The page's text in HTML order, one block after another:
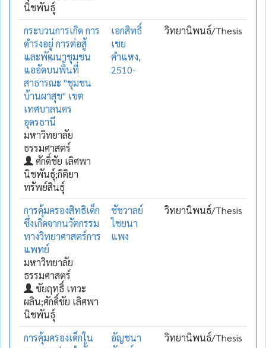
นิชพันธุ์
กระบวนการเกิด การ
ดำรงอยู่ การต่อสู้
และพัฒนาชุมชน
แออัดบนพื้นที่
สาธารณะ "ชุมชน
บ้านผาสุข" เขต
เทศบาลนคร
อุดรธานี
มหาวิทยาลัย
ธรรมศาสตร์
ศักดิ์ชัย เลิศพา
นิชพันธุ์;กิติยา
ทรัพย์สินธุ์
เอกสิทธิ์
เชย
คำแหง,
2510-
วิทยานิพนธ์/Thesis
การคุ้มครองสิทธิเด็ก
ซึ่งเกิดจากนวัตกรรม
ทางวิทยาศาสตร์การ
แพทย์
มหาวิทยาลัย
ธรรมศาสตร์
ชัยฤทธิ์ เทวะ
ผลิน;ศักดิ์ชัย เลิศพา
นิชพันธุ์
ชัชวาลย์
ไชยนา
แพง
วิทยานิพนธ์/Thesis
การคุ้มครองเด็กใน
อัญชนา
วิทยานิพนธ์/Thesis